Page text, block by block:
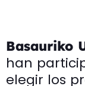
Basauriko
han
elegir los